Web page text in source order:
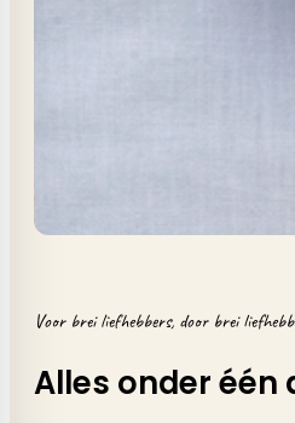
Voor brei liefhebbers, door brei
Alles onder één